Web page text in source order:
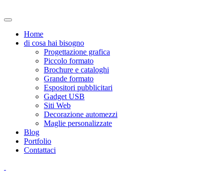
Home
di cosa hai bisogno
Progettazione grafica
Piccolo formato
Brochure e cataloghi
Grande formato
Espositori pubblicitari
Gadget USB
Siti Web
Decorazione automezzi
Maglie personalizzate
Blog
Portfolio
Contattaci